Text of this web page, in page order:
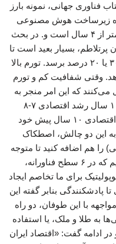
فناوری جهانی، نمونه بارز
زیرساخت هوش مصنوعی
(انویدیا) به بزرگ‌ترین شرکت دنیا در کمتر از ۴ سال است و. در بحث
پرتلاطم، بسیار بعید است تا
۵ سال آینده نرخ تورم در ایران به زیر ۳۰ یا ۲۰ درصد برسد. تورم بالا
وقتی شفافیت کم و تورم
می‌کنند که این امر منجر به
رکود عمیق می‌شود. ما به حداقل ۱۰ سال رشد اقتصادی ۷-۸
درصدی نیاز داریم تا صرفاً به جایگاه اقتصادی ۱۰ سال پیش خود
این دو چالش، اصطکاک
را هم اضافه کنید تا متوجه
شوید با یک «طوفان کامل» مواجهیم که در ۶ سطح فناورانه،
برای ما تخاصم ایجاد
پادشکنندگی بنابر گفته این
با این طوفان، دو راه
به طلا و ملک، یا استفاده
در ادامه گفت: «اقتصاد ایران